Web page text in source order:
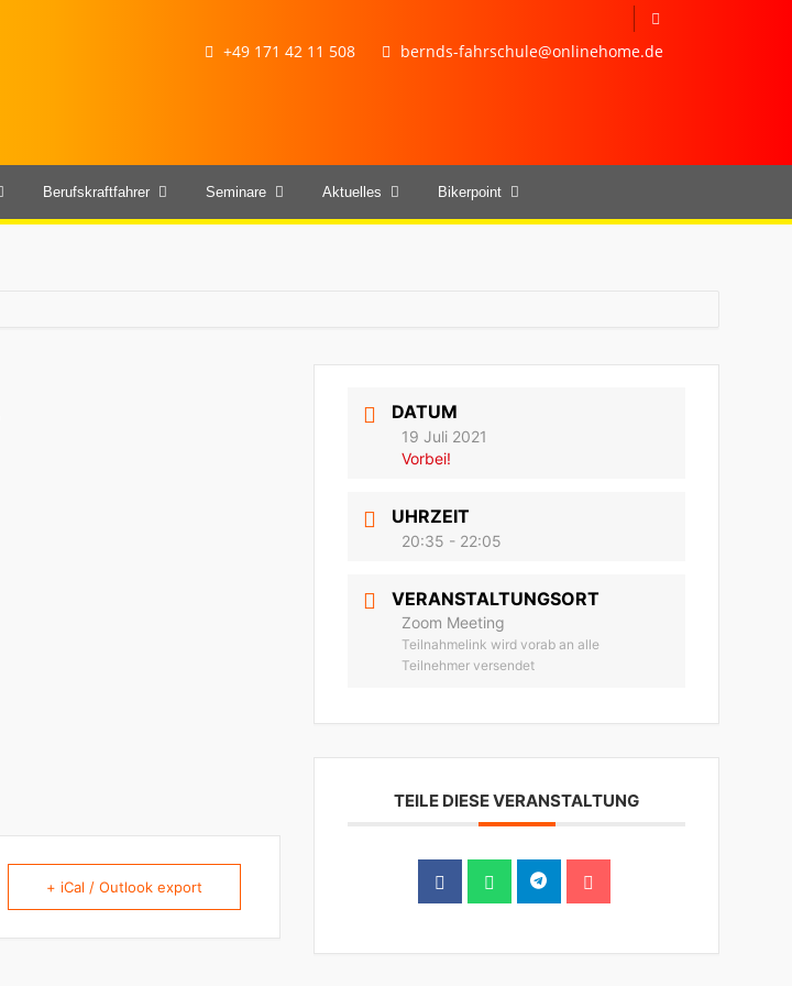
+49 171 42 11 508 bernds-fahrschule@onlinehome.de
Berufskraftfahrer Seminare Aktuelles Bikerpoint
+ iCal / Outlook export
DATUM
19 Juli 2021
Vorbei!
UHRZEIT
20:35 - 22:05
VERANSTALTUNGSORT
Zoom Meeting
Teilnahmelink wird vorab an alle
Teilnehmer versendet
TEILE DIESE VERANSTALTUNG